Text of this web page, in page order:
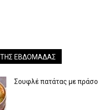
ΤΗΣ ΕΒΔΟΜΆΔΑΣ
Σουφλέ πατάτας με πράσο